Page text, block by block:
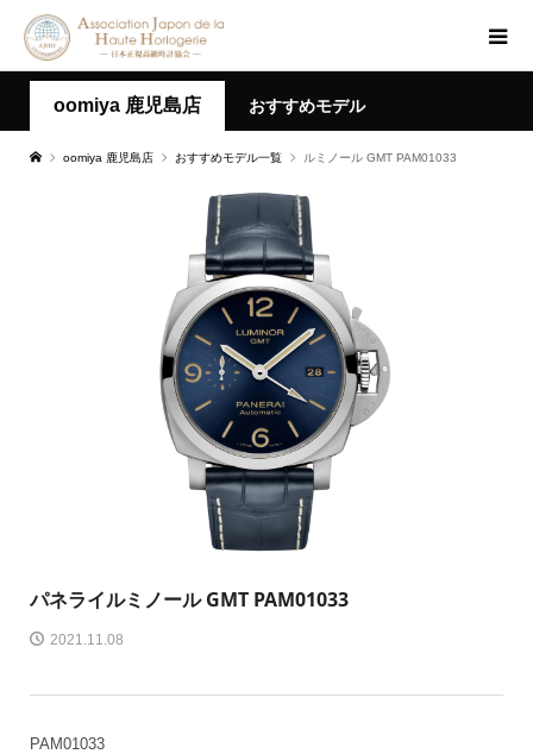
oomiya 鹿児島店 おすすめモデル
oomiya 鹿児島店 おすすめモデル一覧 ルミノール GMT PAM01033
パネライルミノール GMT PAM01033
2021.11.08
PAM01033